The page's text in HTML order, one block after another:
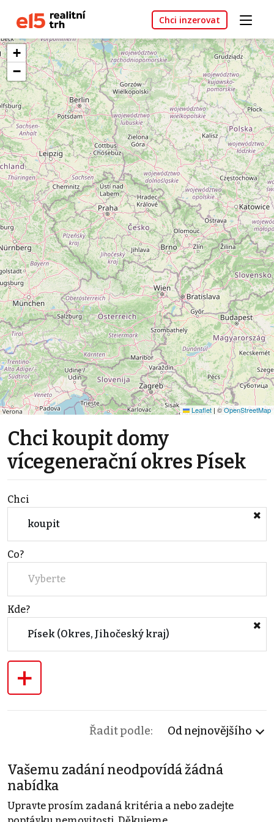
Chci inzerovat
+
−
Leaflet | ©OpenStreetMap
Chci koupit domy
vícegenerační okres Písek
Chci
koupit
Co?
Vyberte
Kde?
Písek (Okres, Jihočeský kraj)
+
Řadit podle: Od nejnovějšího
Vašemu zadání neodpovídá žádná
nabídka
Upravte prosím zadaná kritéria a nebo zadejte